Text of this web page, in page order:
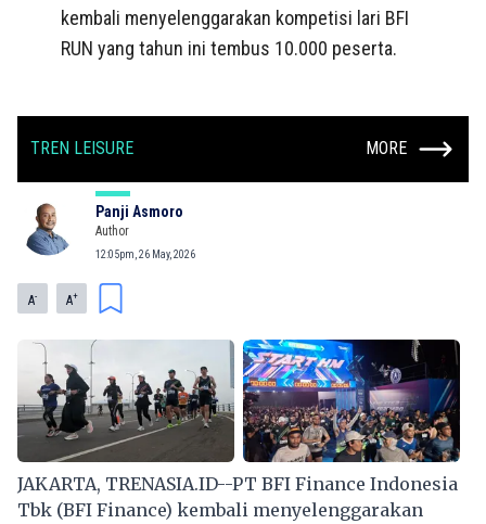
kembali menyelenggarakan kompetisi lari BFI
RUN yang tahun ini tembus 10.000 peserta.
TREN LEISURE MORE
Panji Asmoro
Author
12:05pm, 26 May, 2026
A- A+
JAKARTA, TRENASIA.ID--PT BFI Finance Indonesia
Tbk (BFI Finance) kembali menyelenggarakan